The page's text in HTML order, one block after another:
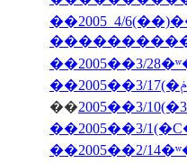
��
��2005��2/